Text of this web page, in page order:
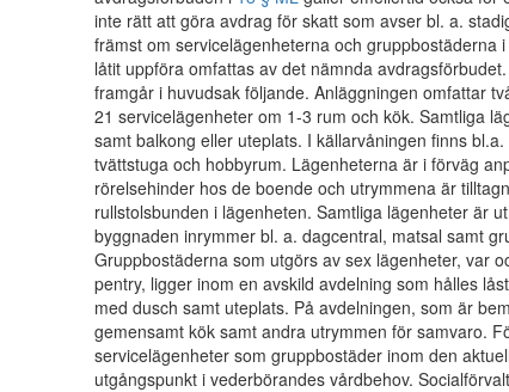
inte rätt att göra avdrag för skatt som avser bl. a.
främst om servicelägenheterna och gruppbostäderna
låtit uppföra omfattas av det nämnda
framgår i huvudsak följande. Anläggningen omfattar
21 servicelägenheter om 1-3 rum och kök. Samtliga
samt balkong eller uteplats. I källarvåningen finns
tvättstuga och hobbyrum. Lägenheterna är i förväg
rörelsehinder hos de boende och utrymmena är
rullstolsbunden i lägenheten. Samtliga lägenheter är
byggnaden inrymmer bl. a. dagcentral, matsal samt
Gruppbostäderna som utgörs av sex lägenheter, var
pentry, ligger inom en avskild avdelning som hålles
med dusch samt uteplats. På avdelningen, som är
gemensamt kök samt andra utrymmen för samvaro.
servicelägenheter som gruppbostäder inom den
utgångspunkt i vederbörandes vårdbehov.